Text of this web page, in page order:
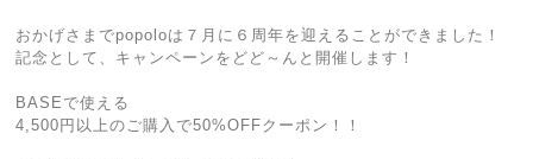
おかげさまでpopoloは７月に６周年を迎えることができました！
記念として、キャンペーンをどど～んと開催します！
BASEで使える
4,500円以上のご購入で50%OFFクーポン！！